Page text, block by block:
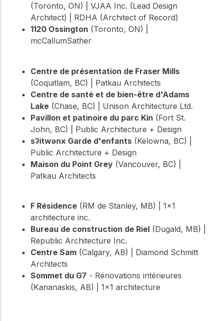
(Toronto, ON) | VJAA Inc. (Lead Design
Architect) | RDHA (Architect of Record)
1120 Ossington (Toronto, ON) |
mcCallumSather
Centre de présentation de Fraser Mills
(Coquitlam, BC) | Patkau Architects
Centre de santé et de bien-être d'Adams
Lake (Chase, BC) | Unison Architecture Ltd.
Pavillon et patinoire du parc Kin (Fort St.
John, BC) | Public Architecture + Design
sʔitwənx Garde d'enfants (Kelowna, BC) |
Public Architecture + Design
Maison du Point Grey (Vancouver, BC) |
Patkau Architects
F Résidence (RM de Stanley, MB) | 1×1
architecture inc.
Bureau de construction de Riel (Dugald, MB) |
Republic Architecture Inc.
Centre Sam (Calgary, AB) | Diamond Schmitt
Architects
Sommet du G7 - Rénovations intérieures
(Kananaskis, AB) | 1×1 architecture